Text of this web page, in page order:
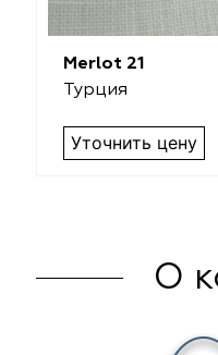
Merlot 21
Турция
Уточнить цену
О